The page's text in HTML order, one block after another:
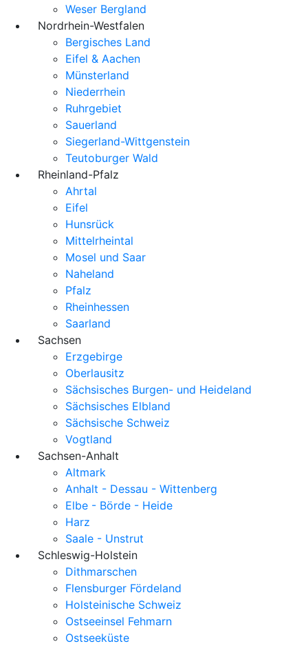
Weser Bergland
Nordrhein-Westfalen
Bergisches Land
Eifel & Aachen
Münsterland
Niederrhein
Ruhrgebiet
Sauerland
Siegerland-Wittgenstein
Teutoburger Wald
Rheinland-Pfalz
Ahrtal
Eifel
Hunsrück
Mittelrheintal
Mosel und Saar
Naheland
Pfalz
Rheinhessen
Saarland
Sachsen
Erzgebirge
Oberlausitz
Sächsisches Burgen- und Heideland
Sächsisches Elbland
Sächsische Schweiz
Vogtland
Sachsen-Anhalt
Altmark
Anhalt - Dessau - Wittenberg
Elbe - Börde - Heide
Harz
Saale - Unstrut
Schleswig-Holstein
Dithmarschen
Flensburger Fördeland
Holsteinische Schweiz
Ostseeinsel Fehmarn
Ostseeküste